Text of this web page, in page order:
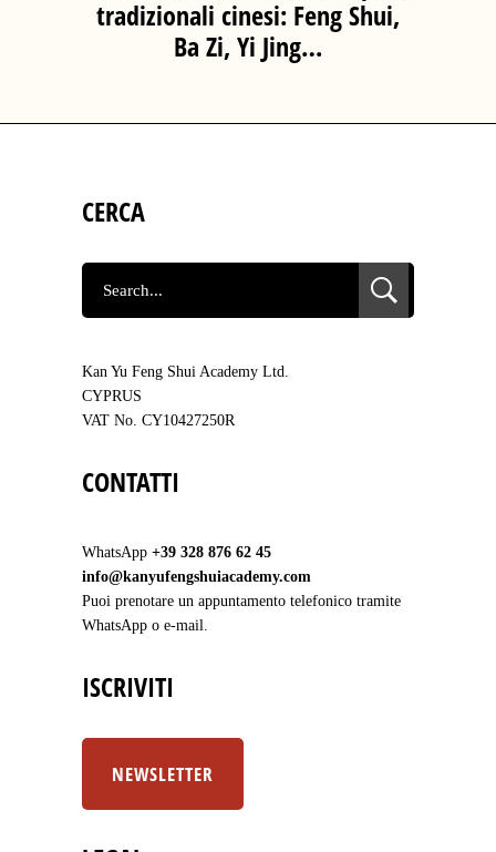
tradizionali cinesi: Feng Shui,
Ba Zi, Yi Jing…
CERCA
SEARCH
FOR:
Kan Yu Feng Shui Academy Ltd.
CYPRUS
VAT No. CY10427250R
CONTATTI
WhatsApp +39 328 876 62 45
info@kanyufengshuiacademy.com
Puoi prenotare un appuntamento telefonico tramite
WhatsApp o e-mail.
ISCRIVITI
NEWSLETTER